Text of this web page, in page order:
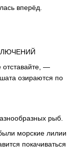
вперёд.
—
озираются по
рыб.
морские лилии
покачиваться